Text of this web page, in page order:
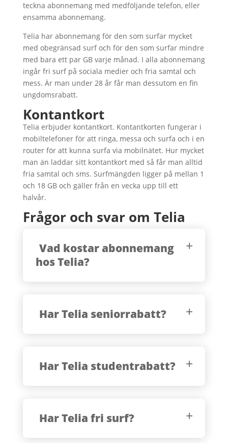
teckna abonnemang med medföljande telefon, eller
ensamma abonnemang.
Telia har abonnemang för den som surfar mycket
med obegränsad surf och för den som surfar mindre
med bara ett par GB varje månad. I alla abonnemang
ingår fri surf på sociala medier och fria samtal och
mess. Är man under 28 år får man dessutom en fin
ungdomsrabatt.
Kontantkort
Telia erbjuder kontantkort. Kontantkorten fungerar i
mobiltelefoner för att ringa, messa och surfa och i en
router för att kunna surfa via mobilnätet. Hur mycket
man än laddar sitt kontantkort med så får man alltid
fria samtal och sms. Surfmängden ligger på mellan 1
och 18 GB och gäller från en vecka upp till ett
halvår.
Frågor och svar om Telia
Vad kostar abonnemang
hos Telia?
Har Telia seniorrabatt?
Har Telia studentrabatt?
Har Telia fri surf?